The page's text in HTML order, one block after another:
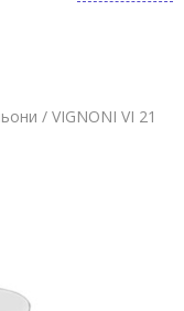
/ VIGNONI VI 21